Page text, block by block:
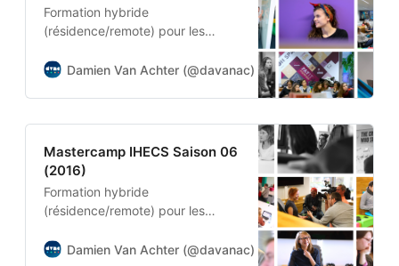
Formation hybride
(résidence/remote) pour les
Journalisme, Marketing, Relations
Damien Van Achter (@davanac) Damien Van Achter
Mastercamp IHECS Saison 06
(2016)
Formation hybride
(résidence/remote) pour les
Journalisme, Marketing, Relations
Damien Van Achter (@davanac) Damien Van Achter